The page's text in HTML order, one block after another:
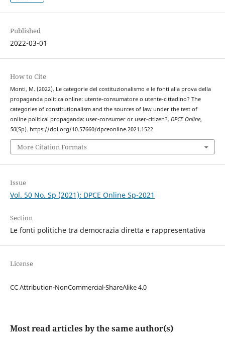
Published
2022-03-01
How to Cite
Monti, M. (2022). Le categorie del costituzionalismo e le fonti alla prova della
propaganda politica online: utente-consumatore o utente-cittadino? The
categories of constitutionalism and the sources of law under the test of
online political propaganda: user-consumer or user-citizen?. DPCE Online,
50(Sp). https://doi.org/10.57660/dpceonline.2021.1522
More Citation Formats
Issue
Vol. 50 No. Sp (2021): DPCE Online Sp-2021
Section
Le fonti politiche tra democrazia diretta e rappresentativa
License
CC Attribution-NonCommercial-ShareAlike 4.0
Most read articles by the same author(s)